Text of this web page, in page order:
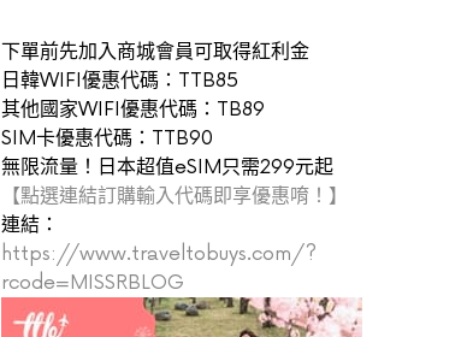
下單前先加入商城會員可取得紅利金
日韓WIFI優惠代碼：TTB85
其他國家WIFI優惠代碼：TB89
SIM卡優惠代碼：TTB90
無限流量！日本超值eSIM只需299元起
【點選連結訂購輸入代碼即享優惠唷！】
連結：
https://www.traveltobuys.com/?
rcode=MISSRBLOG